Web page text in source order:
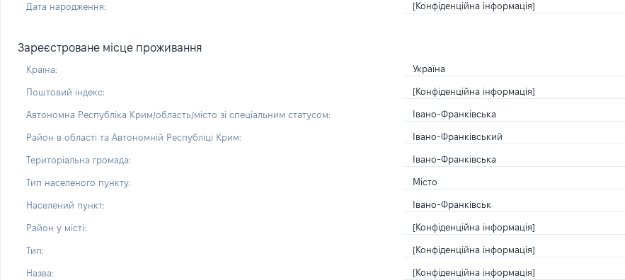
Дата народження: [Конфіденційна інформація]
Зареєстроване місце проживання
Країна: Україна
Поштовий індекс: [Конфіденційна інформація]
Автономна Республіка Крим/область/місто зі спеціальним статусом: Івано-Франківська
Район в області та Автономній Республіці Крим: Івано-Франківський
Територіальна громада: Івано-Франківська
Тип населеного пункту: Місто
Населений пункт: Івано-Франківськ
Район у місті: [Конфіденційна інформація]
Тип: [Конфіденційна інформація]
Назва: [Конфіденційна інформація]